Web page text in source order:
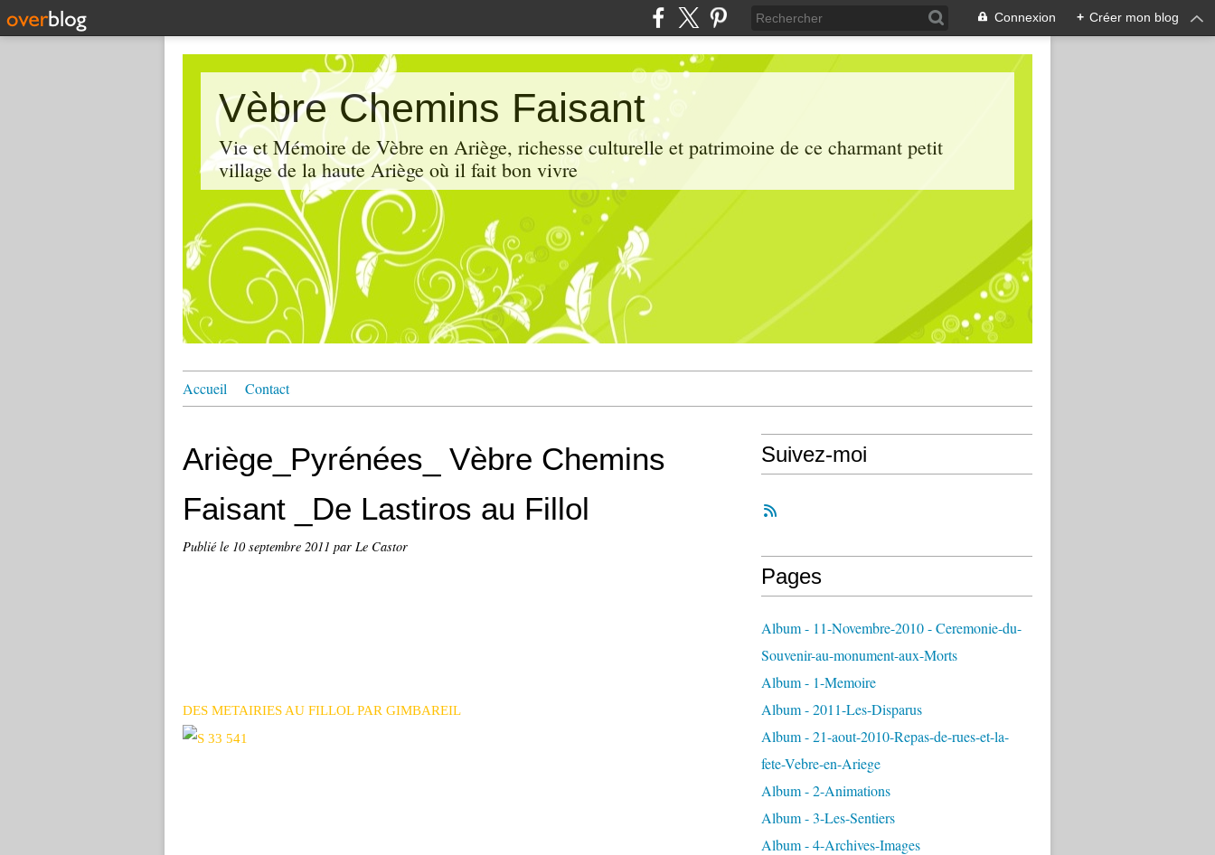
Connexion + Créer mon blog
Vèbre Chemins Faisant
Vie et Mémoire de Vèbre en Ariège, richesse culturelle et patrimoine de ce charmant petit
village de la haute Ariège où il fait bon vivre
Accueil Contact
Ariège_Pyrénées_ Vèbre Chemins
Faisant _De Lastiros au Fillol
Publié le 10 septembre 2011 par Le Castor
DES METAIRIES AU FILLOL PAR GIMBAREIL
Suivez-moi
Pages
Album - 11-Novembre-2010 - Ceremonie-du-
Souvenir-au-monument-aux-Morts
Album - 1-Memoire
Album - 2011-Les-Disparus
Album - 21-aout-2010-Repas-de-rues-et-la-
fete-Vebre-en-Ariege
Album - 2-Animations
Album - 3-Les-Sentiers
Album - 4-Archives-Images